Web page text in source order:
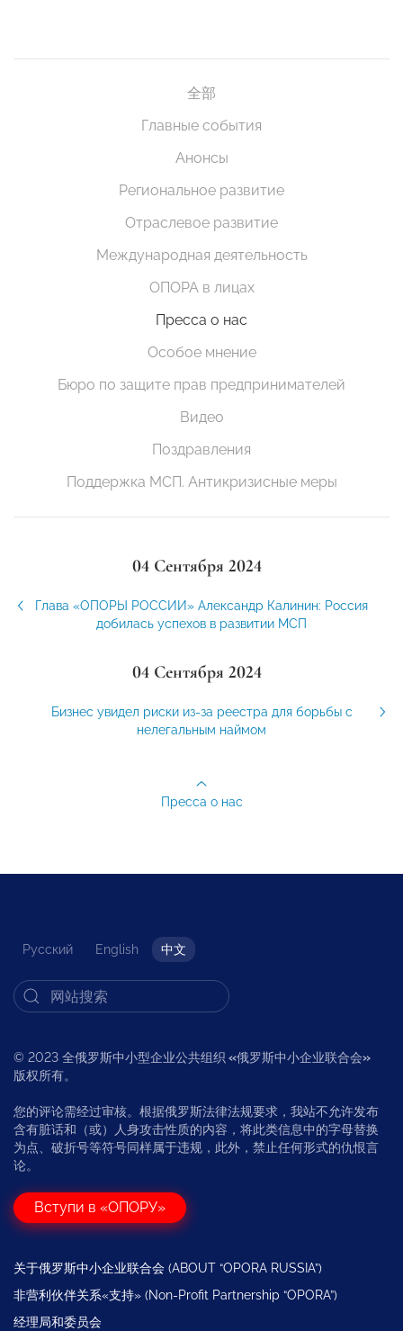
全部
Главные события
Анонсы
Региональное развитие
Отраслевое развитие
Международная деятельность
ОПОРА в лицах
Пресса о нас
Особое мнение
Бюро по защите прав предпринимателей
Видео
Поздравления
Поддержка МСП. Антикризисные меры
04 Сентября 2024
Глава «ОПОРЫ РОССИИ» Александр Калинин: Россия
добилась успехов в развитии МСП
04 Сентября 2024
Бизнес увидел риски из-за реестра для борьбы с
нелегальным наймом
Пресса о нас
Русский English 中文
© 2023 全俄罗斯中小型企业公共组织 «俄罗斯中小企业联合会»
版权所有。
您的评论需经过审核。根据俄罗斯法律法规要求，我站不允许发布
含有脏话和（或）人身攻击性质的内容，将此类信息中的字母替换
为点、破折号等符号同样属于违规，此外，禁止任何形式的仇恨言
论。
Вступи в «ОПОРУ»
关于俄罗斯中小企业联合会 (ABOUT “OPORA RUSSIA”)
非营利伙伴关系«支持» (Non-Profit Partnership “OPORA”)
经理局和委员会